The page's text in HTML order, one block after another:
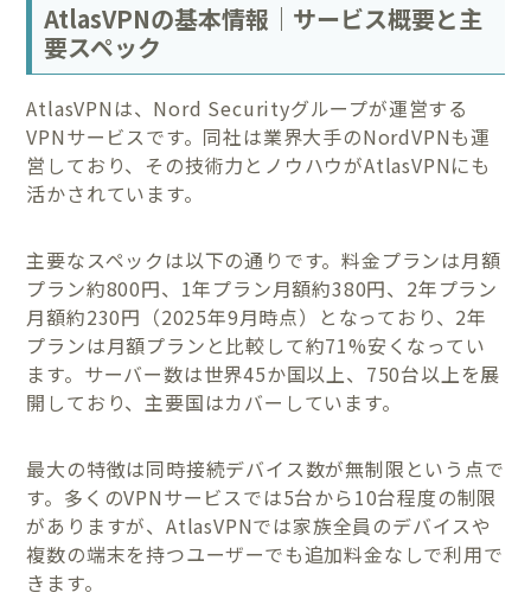
AtlasVPNの基本情報｜サービス概要と主
要スペック
AtlasVPNは、Nord Securityグループが運営する
VPNサービスです。同社は業界大手のNordVPNも運
営しており、その技術力とノウハウがAtlasVPNにも
活かされています。
主要なスペックは以下の通りです。料金プランは月額
プラン約800円、1年プラン月額約380円、2年プラン
月額約230円（2025年9月時点）となっており、2年
プランは月額プランと比較して約71%安くなってい
ます。サーバー数は世界45か国以上、750台以上を展
開しており、主要国はカバーしています。
最大の特徴は同時接続デバイス数が無制限という点で
す。多くのVPNサービスでは5台から10台程度の制限
がありますが、AtlasVPNでは家族全員のデバイスや
複数の端末を持つユーザーでも追加料金なしで利用で
きます。